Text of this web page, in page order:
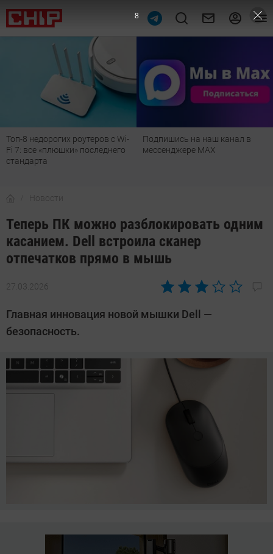
Подпишись на наш канал в
мессенджере МАХ
Рейтинг телевизоров 2026:
лучшие модели для гостиной,
Новости
Теперь ПК можно разблокировать одним
касанием. Dell встроила сканер
отпечатков прямо в мышь
27.03.2026
Автор:
Довлатова
Главная инновация новой мышки Dell —
безопасность.
6